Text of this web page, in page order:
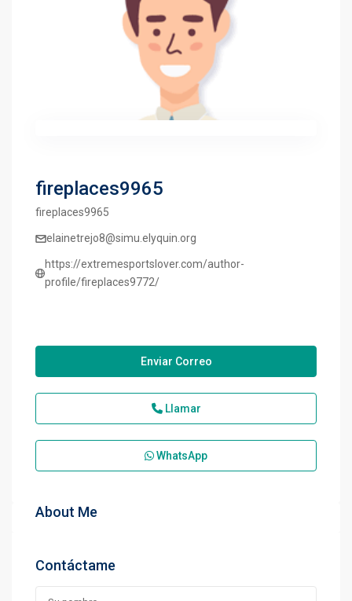
fireplaces9965
fireplaces9965
elainetrejo8@simu.elyquin.org
https://extremesportslover.com/author-
profile/fireplaces9772/
Enviar Correo
Llamar
WhatsApp
About Me
Contáctame